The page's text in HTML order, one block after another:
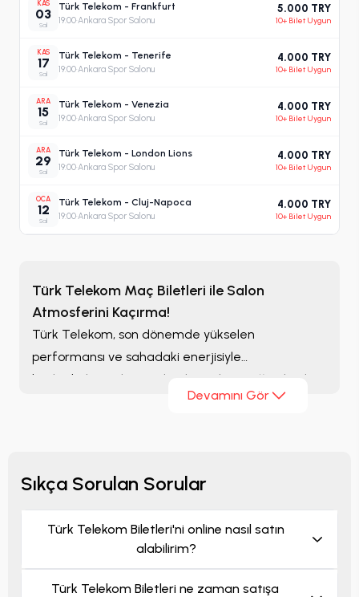
KAS
03
Sal
Türk Telekom - Frankfurt
19:00·Ankara Spor Salonu
5.000 TRY
10+ Bilet Uygun
KAS
17
Sal
Türk Telekom - Tenerife
19:00·Ankara Spor Salonu
4.000 TRY
10+ Bilet Uygun
ARA
15
Sal
Türk Telekom - Venezia
19:00·Ankara Spor Salonu
4.000 TRY
10+ Bilet Uygun
ARA
29
Sal
Türk Telekom - London Lions
19:00·Ankara Spor Salonu
4.000 TRY
10+ Bilet Uygun
OCA
12
Sal
Türk Telekom - Cluj-Napoca
19:00·Ankara Spor Salonu
4.000 TRY
10+ Bilet Uygun
Türk Telekom Maç Biletleri ile Salon
Atmosferini Kaçırma!
Türk Telekom, son dönemde yükselen
performansı ve sahadaki enerjisiyle
basketbolseverlerin yakından takip ettiği takımlar
arasında yer alıyor. Özellikle kritik maçlarda
Devamını Gör
Sıkça Sorulan Sorular
Türk Telekom Biletleri'ni online nasıl satın
alabilirim?
Türk Telekom Biletleri ne zaman satışa